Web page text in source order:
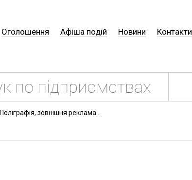
Оголошення Афіша подій Новини Контакти
Поліграфія, зовнішня реклама...